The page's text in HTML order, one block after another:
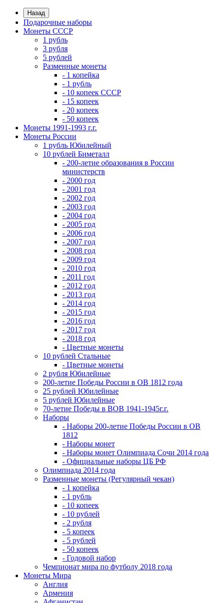
Назад
Подарочные наборы
Монеты СССР
1 рубль
3 рубля
5 рублей
Разменные монеты
- 1 копейка
- 1 рубль
- 10 копеек СССР
- 15 копеек
- 20 копеек
- 50 копеек
Монеты 1991-1993 г.г.
Монеты России
1 рубль Юбилейный
10 рублей Биметалл
- 200-летие образования в России
министерств
- 2000 год
- 2001 год
- 2002 год
- 2003 год
- 2004 год
- 2005 год
- 2006 год
- 2007 год
- 2008 год
- 2009 год
- 2010 год
- 2011 год
- 2012 год
- 2013 год
- 2014 год
- 2015 год
- 2016 год
- 2017 год
- 2018 год
- Цветные монеты
10 рублей Стальные
- Цветные монеты
2 рубля Юбилейные
200-летие Победы России в ОВ 1812 года
25 рублей Юбилейные
5 рублей Юбилейные
70-летие Победы в ВОВ 1941-1945г.г.
Наборы
- Наборы 200-летие Победы России в ОВ
1812
- Наборы монет
- Наборы монет Олимпиада Сочи 2014 года
- Официальные наборы ЦБ РФ
Олимпиада 2014 года
Разменные монеты (Регулярный чекан)
- 1 копейка
- 1 рубль
- 10 копеек
- 10 рублей
- 2 рубля
- 5 копеек
- 5 рублей
- 50 копеек
- Годовой набор
Чемпионат мира по футболу 2018 года
Монеты Мира
Англия
Армения